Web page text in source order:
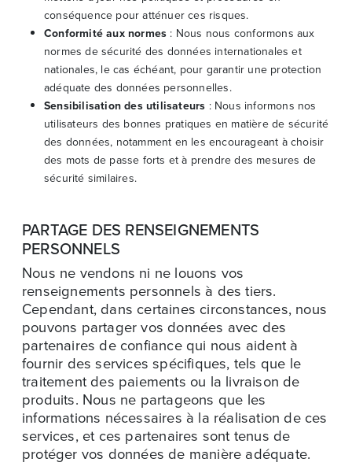
conséquence pour atténuer ces risques.
Conformité aux normes : Nous nous conformons aux
normes de sécurité des données internationales et
nationales, le cas échéant, pour garantir une protection
adéquate des données personnelles.
Sensibilisation des utilisateurs : Nous informons nos
utilisateurs des bonnes pratiques en matière de sécurité
des données, notamment en les encourageant à choisir
des mots de passe forts et à prendre des mesures de
sécurité similaires.
PARTAGE DES RENSEIGNEMENTS
PERSONNELS
Nous ne vendons ni ne louons vos
renseignements personnels à des tiers.
Cependant, dans certaines circonstances, nous
pouvons partager vos données avec des
partenaires de confiance qui nous aident à
fournir des services spécifiques, tels que le
traitement des paiements ou la livraison de
produits. Nous ne partageons que les
informations nécessaires à la réalisation de ces
services, et ces partenaires sont tenus de
protéger vos données de manière adéquate.